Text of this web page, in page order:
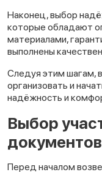
Наконец, выбор
которые обладают
материалами,
выполнены
Следуя этим шагам,
организовать и
надёжность и
Выбор
документов
Перед началом